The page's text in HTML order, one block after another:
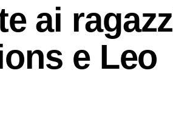
ai
e Leo